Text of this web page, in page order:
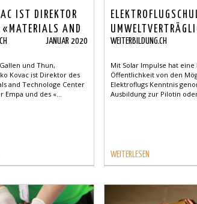
IST DIREKTOR
«MATERIALS AND
CENTER OF
COLLEGE
JANUAR 2020
und Thun,
Kovac ist Direktor des
and Technologe Center
Empa und des «...
WEITERBILDUNG
WEITERBILDUNG.CH
Mit Solar Impulse hat
Öffentlichkeit von den
Elektroflugs Kenntnis
Ausbildung zur Pilotin
WEITERLESEN